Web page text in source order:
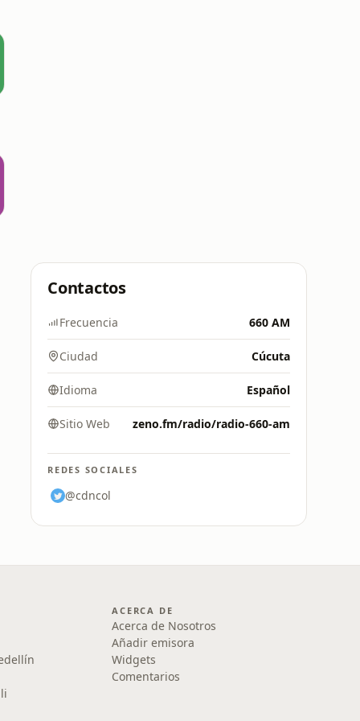
Contactos
Frecuencia 660 AM
Ciudad Cúcuta
Idioma Español
Sitio Web zeno.fm/radio/radio-660-am
REDES SOCIALES
@cdncol
ACERCA DE
Acerca de Nosotros
Añadir emisora
Widgets
Comentarios